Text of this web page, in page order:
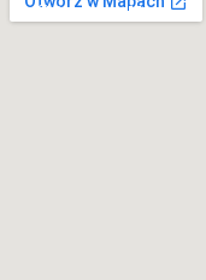
Otwórz w Mapach